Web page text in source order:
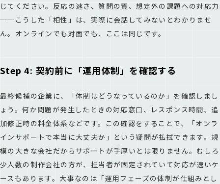
じてください。反応の速さ、質問の質、想定外の課題への対応力
──こうした「相性」は、実際に会話してみないとわかりませ
ん。オンラインでも対面でも、ここは同じです。
Step 4: 契約前に「運用体制」を確認する
最終候補の企業に、「体制はどうなっているのか」を確認しまし
ょう。何か問題が発生したときの対応窓口、レスポンス時間、追
加修正時の料金体系などです。この確認をすることで、「オンラ
インサポートで本当に大丈夫か」という疑問が払拭できます。規
模の大きな会社だからサポートが手厚いとは限りません。むしろ
少人数の制作会社の方が、担当者が固定されていて対応が速いケ
ースもあります。大事なのは「運用フェーズの体制が仕組みとし